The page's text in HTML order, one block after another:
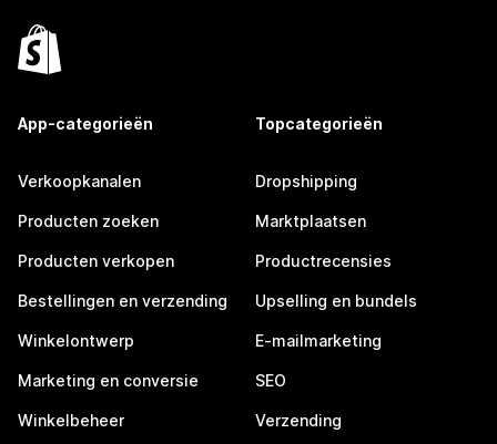
App-categorieën
Verkoopkanalen
Producten zoeken
Producten verkopen
Bestellingen en verzending
Winkelontwerp
Marketing en conversie
Winkelbeheer
Topcategorieën
Dropshipping
Marktplaatsen
Productrecensies
Upselling en bundels
E-mailmarketing
SEO
Verzending